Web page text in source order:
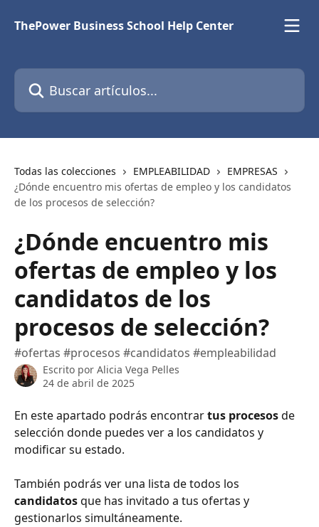
ThePower Business School Help Center
Buscar artículos...
Todas las colecciones EMPLEABILIDAD
EMPRESAS
¿Dónde encuentro mis ofertas de empleo y los candidatos
de los procesos de selección?
¿Dónde encuentro mis
ofertas de empleo y los
candidatos de los
procesos de selección?
#ofertas #procesos #candidatos #empleabilidad
Escrito por Alicia Vega Pelles
24 de abril de 2025
En este apartado podrás encontrar tus procesos de
selección donde puedes ver a los candidatos y
modificar su estado.
También podrás ver una lista de todos los
candidatos que has invitado a tus ofertas y
gestionarlos simultáneamente.